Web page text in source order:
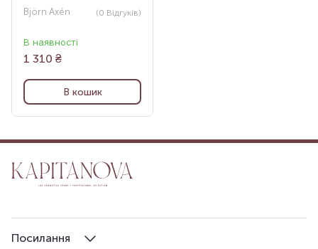
Björn Axén (0 Відгуків)
В наявності
1 310 ₴
В кошик
Посилання